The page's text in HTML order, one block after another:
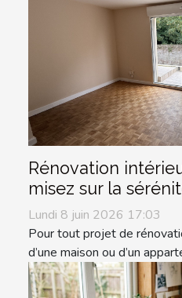
Rénovation
misez sur la
Lundi 8 juin 2026 17:03
Pour tout projet de
d’une maison ou d’un